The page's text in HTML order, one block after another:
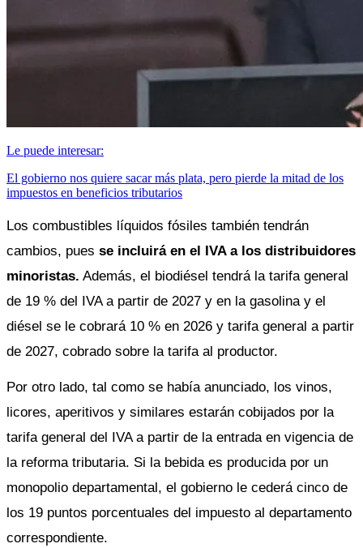
Le puede interesar:
El gobierno nos quiere sacar más plata, pero pierde la mitad de los
impuestos en beneficios tributarios
Los combustibles líquidos fósiles también tendrán
cambios, pues se incluirá en el IVA a los distribuidores
minoristas. Además, el biodiésel tendrá la tarifa general
de 19 % del IVA a partir de 2027 y en la gasolina y el
diésel se le cobrará 10 % en 2026 y tarifa general a partir
de 2027, cobrado sobre la tarifa al productor.
Por otro lado, tal como se había anunciado, los vinos,
licores, aperitivos y similares estarán cobijados por la
tarifa general del IVA a partir de la entrada en vigencia de
la reforma tributaria. Si la bebida es producida por un
monopolio departamental, el gobierno le cederá cinco de
los 19 puntos porcentuales del impuesto al departamento
correspondiente.